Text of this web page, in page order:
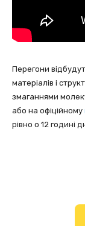
Перегони
матеріалів і
змаганнями
або на офіційному
рівно о 12 годині